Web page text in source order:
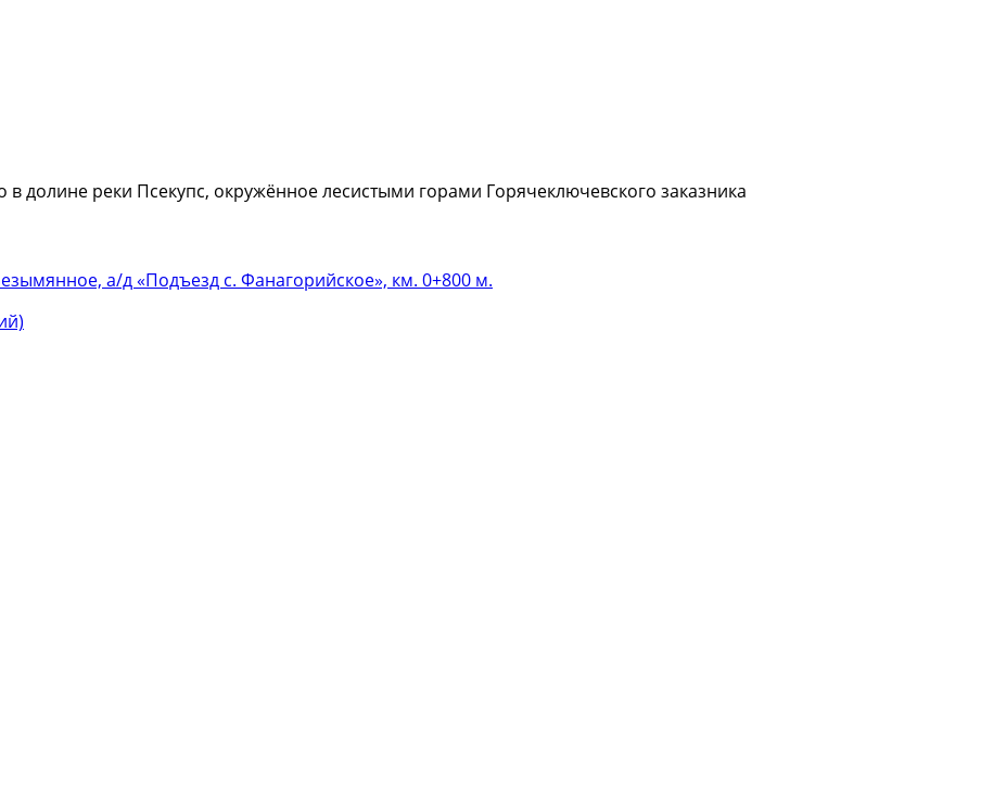
долине реки Псекупс, окружённое лесистыми горами Горячеключевского заказника
а/д «Подъезд с. Фанагорийское», км. 0+800 м.